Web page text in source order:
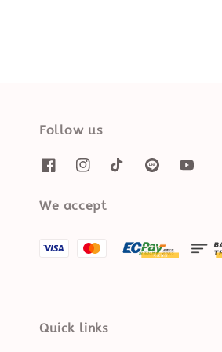
Follow us
We accept
Quick links